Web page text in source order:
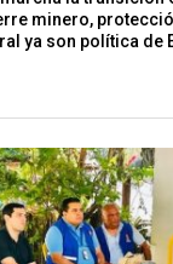
minero,
ya son política de